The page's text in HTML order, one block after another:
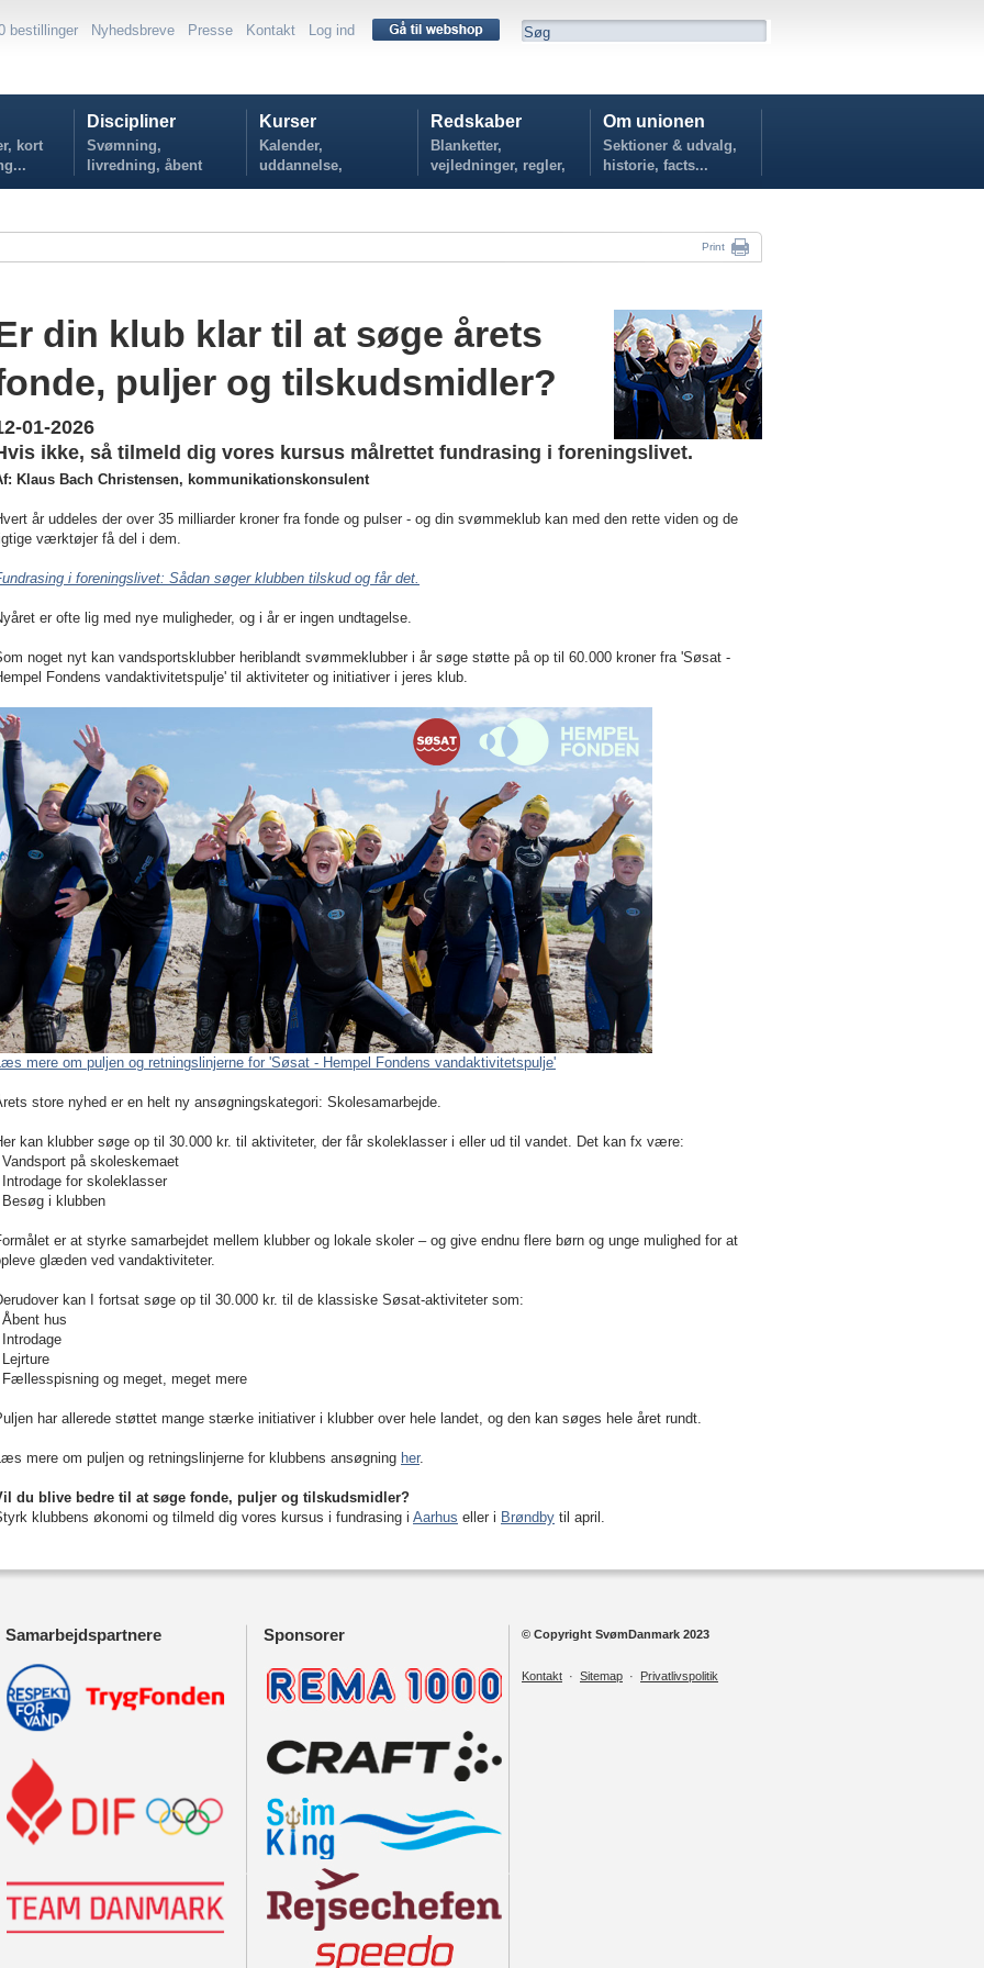
bestillinger Nyhedsbreve Presse Kontakt Log ind
kort
Discipliner
Svømning,
livredning, åbent
vand...
Kurser
Kalender,
uddannelse,
tilmelding...
Redskaber
Blanketter,
vejledninger, regler,
politikker...
Om unionen
Sektioner & udvalg,
historie, facts...
Print
din klub klar til at søge årets
puljer og tilskudsmidler?
01-2026
ikke, så tilmeld dig vores kursus målrettet fundrasing i foreningslivet.
Klaus Bach Christensen, kommunikationskonsulent
år uddeles der over 35 milliarder kroner fra fonde og pulser - og din svømmeklub kan med den rette viden og de
værktøjer få del i dem.
i foreningslivet: Sådan søger klubben tilskud og får det.
er ofte lig med nye muligheder, og i år er ingen undtagelse.
noget nyt kan vandsportsklubber heriblandt svømmeklubber i år søge støtte på op til 60.000 kroner fra 'Søsat -
Fondens vandaktivitetspulje' til aktiviteter og initiativer i jeres klub.
mere om puljen og retningslinjerne for 'Søsat - Hempel Fondens vandaktivitetspulje'
store nyhed er en helt ny ansøgningskategori: Skolesamarbejde.
kan klubber søge op til 30.000 kr. til aktiviteter, der får skoleklasser i eller ud til vandet. Det kan fx være:
på skoleskemaet
for skoleklasser
i klubben
er at styrke samarbejdet mellem klubber og lokale skoler – og give endnu flere børn og unge mulighed for at
glæden ved vandaktiviteter.
kan I fortsat søge op til 30.000 kr. til de klassiske Søsat-aktiviteter som:
hus
og meget, meget mere
har allerede støttet mange stærke initiativer i klubber over hele landet, og den kan søges hele året rundt.
mere om puljen og retningslinjerne for klubbens ansøgning her.
du blive bedre til at søge fonde, puljer og tilskudsmidler?
klubbens økonomi og tilmeld dig vores kursus i fundrasing i Aarhus eller i Brøndby til april.
Samarbejdspartnere Sponsorer © Copyright SvømDanmark 2023
Kontakt · Sitemap · Privatlivspolitik